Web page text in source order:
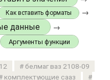
Как вставить форматы →
данные →
Аргументы функции
белмаг ваз 2108-09
комплектующие сааз